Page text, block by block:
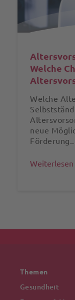
Welche
Welche
neue
Weiterlesen
Themen
Gesundheit